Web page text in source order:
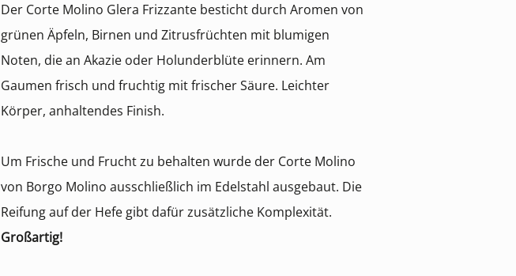
Der Corte Molino Glera Frizzante besticht durch Aromen von
grünen Äpfeln, Birnen und Zitrusfrüchten mit blumigen
Noten, die an Akazie oder Holunderblüte erinnern. Am
Gaumen frisch und fruchtig mit frischer Säure. Leichter
Körper, anhaltendes Finish.
Um Frische und Frucht zu behalten wurde der Corte Molino
von Borgo Molino ausschließlich im Edelstahl ausgebaut. Die
Reifung auf der Hefe gibt dafür zusätzliche Komplexität.
Großartig!